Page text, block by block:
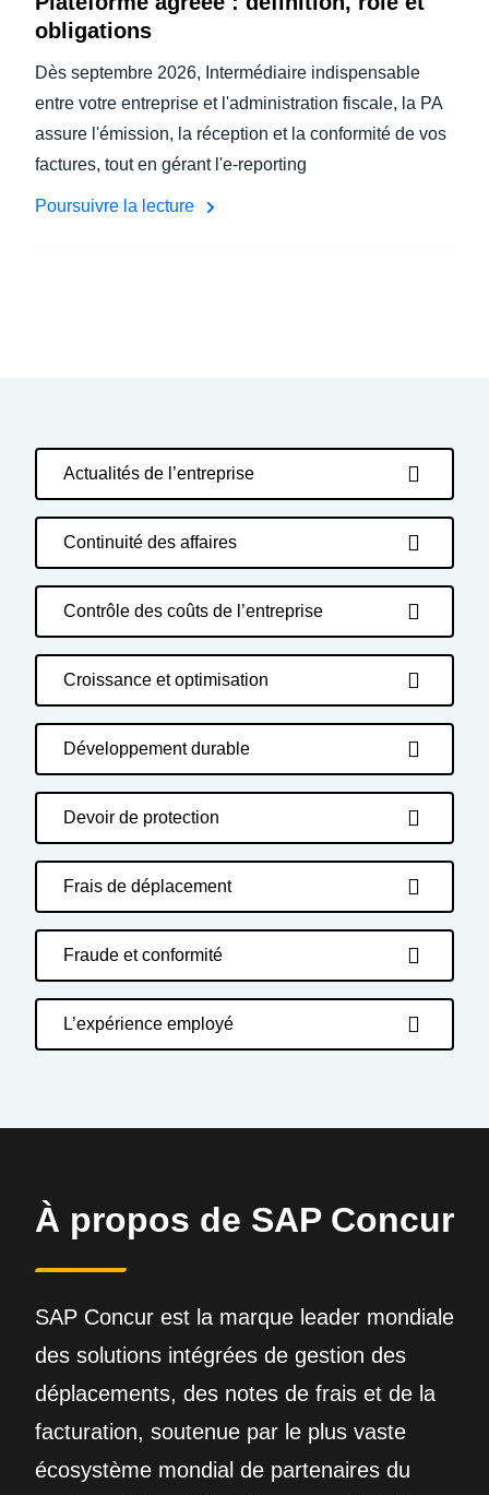
obligations
Dès septembre 2026, Intermédiaire indispensable
entre votre entreprise et l'administration fiscale, la PA
assure l'émission, la réception et la conformité de vos
factures, tout en gérant l'e-reporting
Poursuivre la lecture
Actualités de l’entreprise
Continuité des affaires
Contrôle des coûts de l’entreprise
Croissance et optimisation
Développement durable
Devoir de protection
Frais de déplacement
Fraude et conformité
L’expérience employé
À propos de SAP Concur
SAP Concur est la marque leader mondiale
des solutions intégrées de gestion des
déplacements, des notes de frais et de la
facturation, soutenue par le plus vaste
écosystème mondial de partenaires du